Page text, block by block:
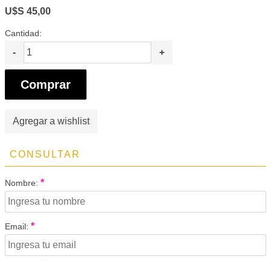
U$S 45,00
Cantidad:
- +
Comprar
Agregar a wishlist
CONSULTAR
Nombre: *
Email: *